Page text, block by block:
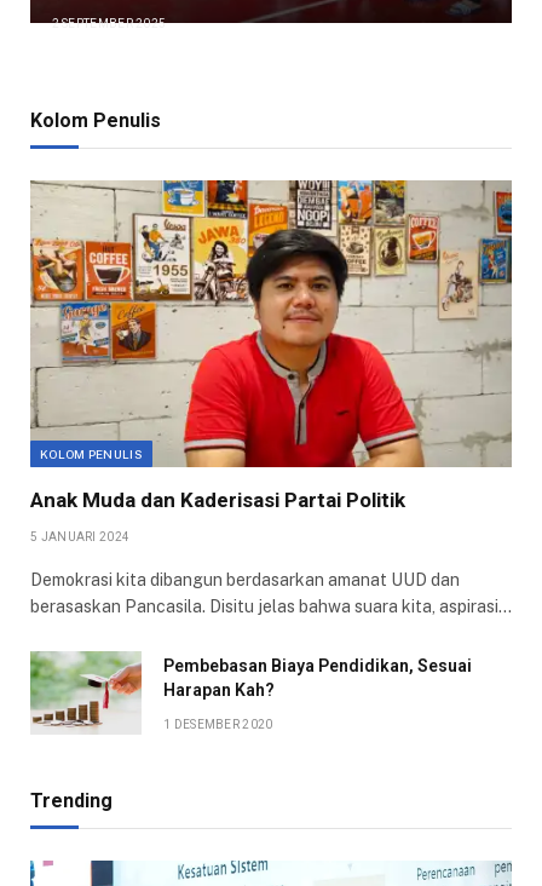
2 SEPTEMBER 2025
Kolom Penulis
KOLOM PENULIS
Anak Muda dan Kaderisasi Partai Politik
5 JANUARI 2024
Demokrasi kita dibangun berdasarkan amanat UUD dan
berasaskan Pancasila. Disitu jelas bahwa suara kita, aspirasi…
Pembebasan Biaya Pendidikan, Sesuai
Harapan Kah?
1 DESEMBER 2020
Trending